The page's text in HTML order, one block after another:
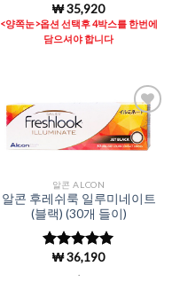
₩35,920
<양쪽눈>옵션 선택후 4박스를 한번에
담으셔야 합니다
Add to
Wishlist
알콘 ALCON
알콘 후레쉬룩 일루미네이트
(블랙) (30개 들이)
5 중에서
로 평
₩36,190